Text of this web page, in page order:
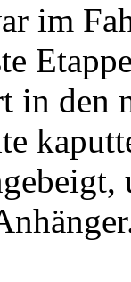
im
den